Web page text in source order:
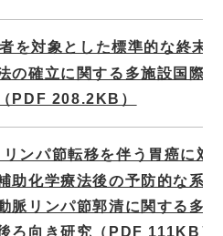
を対象とした標準的な終末
の確立に関する多施設国際
（PDF 208.2KB）
ンパ節転移を伴う胃癌に対
助化学療法後の予防的な系
脈リンパ節郭清に関する多
ろ向き研究 （PDF 111KB）